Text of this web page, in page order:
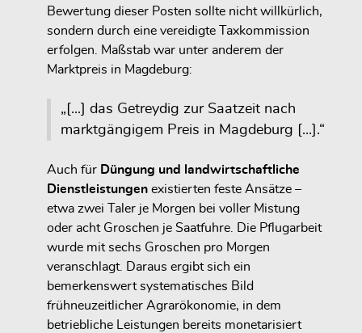
Bewertung dieser Posten sollte nicht willkürlich,
sondern durch eine vereidigte Taxkommission
erfolgen. Maßstab war unter anderem der
Marktpreis in Magdeburg:
„[...] das Getreydig zur Saatzeit nach
marktgängigem Preis in Magdeburg [...].“
Auch für Düngung und landwirtschaftliche
Dienstleistungen existierten feste Ansätze –
etwa zwei Taler je Morgen bei voller Mistung
oder acht Groschen je Saatfuhre. Die Pflugarbeit
wurde mit sechs Groschen pro Morgen
veranschlagt. Daraus ergibt sich ein
bemerkenswert systematisches Bild
frühneuzeitlicher Agrarökonomie, in dem
betriebliche Leistungen bereits monetarisiert